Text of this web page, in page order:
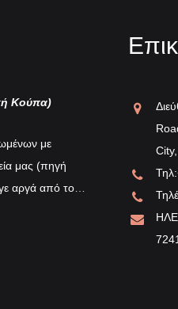
Κούπα)
με
μας (πηγή
αργά από το
Κινεζική λευκή
Η λευκή
παραγωγής, της
νεφρίτη, του
έχει "λευκό
άλλες φήμες,
έχει μοναδικό
Τηλ: